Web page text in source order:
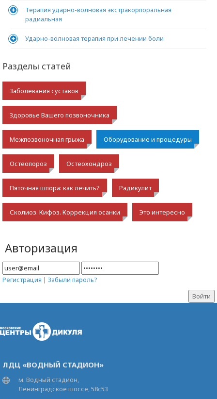
Терапия ударно-волновая экстракорпоральная
радиальная
Ударно-волновая терапия при лечении боли
Разделы статей
Заболевания суставов
Здоровье Вашего позвоночника
Межпозвоночная грыжа Оборудование и процедуры
Остеопороз Остеохондроз
Пяточная шпора: как лечить? Радикулит
Сколиоз. Кифоз. Коррекция осанки Это интересно
Авторизация
Регистрация | Забыли пароль?
ЛДЦ «ВОДНЫЙ СТАДИОН»
м. Водный стадион,
Ленинградское шоссе, 58с53